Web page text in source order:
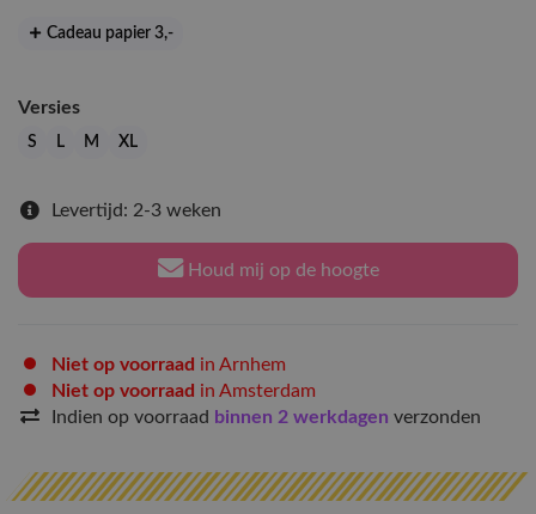
Cadeau papier 3,-
Versies
S L M XL
Levertijd: 2-3 weken
Houd mij op de hoogte
Niet op voorraad in Arnhem
Niet op voorraad in Amsterdam
Indien op voorraad binnen 2 werkdagen verzonden